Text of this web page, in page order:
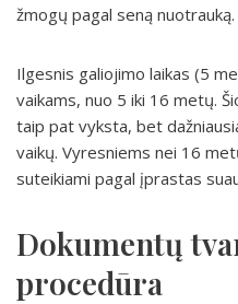
žmogų pagal seną nuotrauką.
Ilgesnis galiojimo laikas (5
vaikams, nuo 5 iki 16 metų.
taip pat vyksta, bet
vaikų. Vyresniems nei 16
suteikiami pagal įprastas
Dokumentų
procedūra